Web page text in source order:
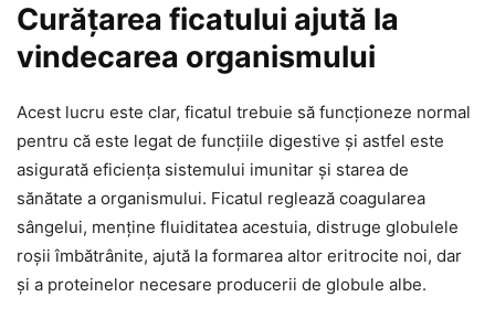
Curățarea ficatului ajută la
vindecarea organismului
Acest lucru este clar, ficatul trebuie să funcționeze normal
pentru că este legat de funcțiile digestive și astfel este
asigurată eficiența sistemului imunitar și starea de
sănătate a organismului. Ficatul reglează coagularea
sângelui, menține fluiditatea acestuia, distruge globulele
roșii îmbătrânite, ajută la formarea altor eritrocite noi, dar
și a proteinelor necesare producerii de globule albe.